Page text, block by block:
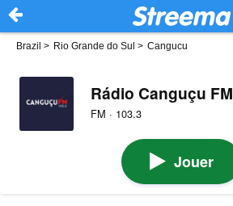
Brazil > Rio Grande do Sul > Cangucu
Rádio Canguçu FM
FM · 103.3
Jouer